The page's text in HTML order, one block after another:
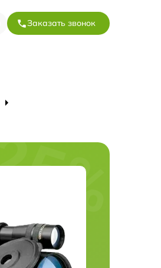
Заказать звонок